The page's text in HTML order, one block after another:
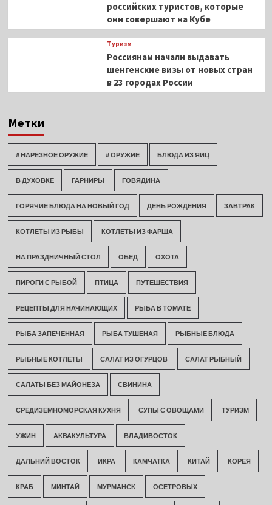
российских туристов, которые
они совершают на Кубе
Туризм
Россиянам начали выдавать
шенгенские визы от новых стран
в 23 городах России
Метки
# НАРЕЗНОЕ ОРУЖИЕ # ОРУЖИЕ БЛЮДА ИЗ ЯИЦ
В ДУХОВКЕ ГАРНИРЫ ГОВЯДИНА
ГОРЯЧИЕ БЛЮДА НА НОВЫЙ ГОД ДЕНЬ РОЖДЕНИЯ ЗАВТРАК
КОТЛЕТЫ ИЗ РЫБЫ КОТЛЕТЫ ИЗ ФАРША
НА ПРАЗДНИЧНЫЙ СТОЛ ОБЕД ОХОТА
ПИРОГИ С РЫБОЙ ПТИЦА ПУТЕШЕСТВИЯ
РЕЦЕПТЫ ДЛЯ НАЧИНАЮЩИХ РЫБА В ТОМАТЕ
РЫБА ЗАПЕЧЕННАЯ РЫБА ТУШЕНАЯ РЫБНЫЕ БЛЮДА
РЫБНЫЕ КОТЛЕТЫ САЛАТ ИЗ ОГУРЦОВ САЛАТ РЫБНЫЙ
САЛАТЫ БЕЗ МАЙОНЕЗА СВИНИНА
СРЕДИЗЕМНОМОРСКАЯ КУХНЯ СУПЫ С ОВОЩАМИ ТУРИЗМ
УЖИН АКВАКУЛЬТУРА ВЛАДИВОСТОК
ДАЛЬНИЙ ВОСТОК ИКРА КАМЧАТКА КИТАЙ КОРЕЯ
КРАБ МИНТАЙ МУРМАНСК ОСЕТРОВЫХ